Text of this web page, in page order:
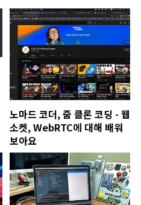
노마드 코더, 줌 클론 코딩 - 웹
소켓, WebRTC에 대해 배워
보아요